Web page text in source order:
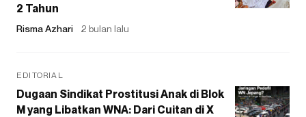
2 Tahun
Risma Azhari 2 bulan lalu
EDITORIAL
Dugaan Sindikat Prostitusi Anak di Blok
M yang Libatkan WNA: Dari Cuitan di X